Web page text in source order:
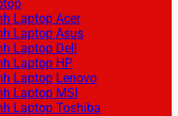
Laptop Acer
Laptop Asus
Laptop Dell
Laptop HP
Laptop Lenovo
Laptop MSI
Laptop Toshiba